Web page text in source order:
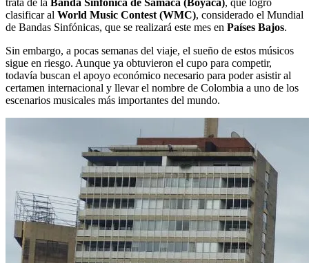
clasificar al World Music Contest (WMC), considerado el Mundial
de Bandas Sinfónicas, que se realizará este mes en Países Bajos.
Sin embargo, a pocas semanas del viaje, el sueño de estos músicos
sigue en riesgo. Aunque ya obtuvieron el cupo para competir,
todavía buscan el apoyo económico necesario para poder asistir al
certamen internacional y llevar el nombre de Colombia a uno de los
escenarios musicales más importantes del mundo.